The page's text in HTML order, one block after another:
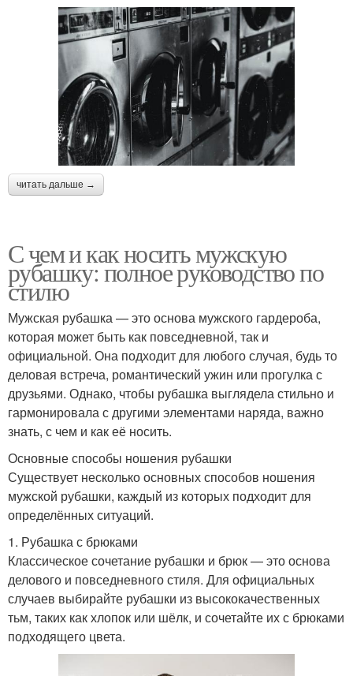
читать дальше →
С чем и как носить мужскую
рубашку: полное руководство по
стилю
Мужская рубашка — это основа мужского гардероба,
которая может быть как повседневной, так и
официальной. Она подходит для любого случая, будь то
деловая встреча, романтический ужин или прогулка с
друзьями. Однако, чтобы рубашка выглядела стильно и
гармонировала с другими элементами наряда, важно
знать, с чем и как её носить.
Основные способы ношения рубашки
Существует несколько основных способов ношения
мужской рубашки, каждый из которых подходит для
определённых ситуаций.
1. Рубашка с брюками
Классическое сочетание рубашки и брюк — это основа
делового и повседневного стиля. Для официальных
случаев выбирайте рубашки из высококачественных
тьм, таких как хлопок или шёлк, и сочетайте их с брюками
подходящего цвета.